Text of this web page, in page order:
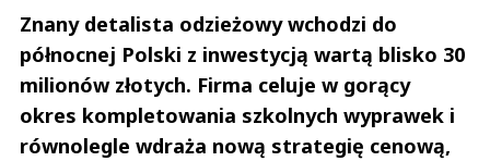
Znany detalista odzieżowy wchodzi do
północnej Polski z inwestycją wartą blisko 30
milionów złotych. Firma celuje w gorący
okres kompletowania szkolnych wyprawek i
równolegle wdraża nową strategię cenową,